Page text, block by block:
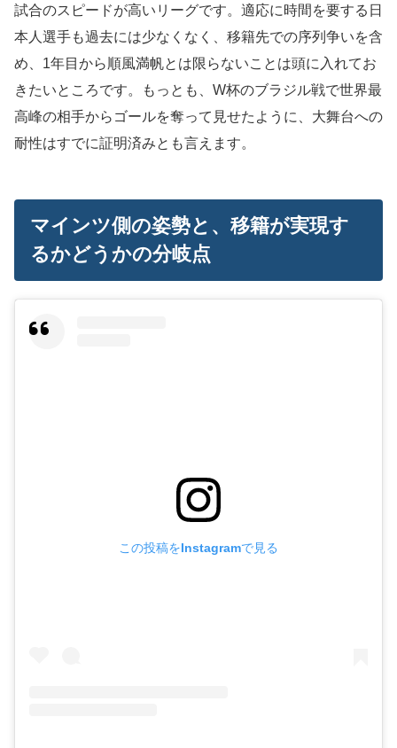
試合のスピードが高いリーグです。適応に時間を要する日
本人選手も過去には少なくなく、移籍先での序列争いを含
め、1年目から順風満帆とは限らないことは頭に入れてお
きたいところです。もっとも、W杯のブラジル戦で世界最
高峰の相手からゴールを奪って見せたように、大舞台への
耐性はすでに証明済みとも言えます。
マインツ側の姿勢と、移籍が実現す
るかどうかの分岐点
この投稿をInstagramで見る